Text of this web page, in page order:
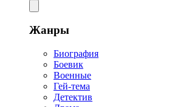
Жанры
Биография
Боевик
Военные
Гей-тема
Детектив